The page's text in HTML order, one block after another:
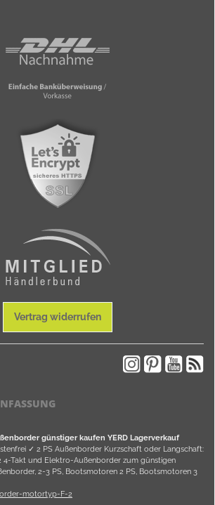
Vertrag widerrufen
günstiger kaufen YERD Lagerverkauf
✓ 2 PS Außenborder Kurzschaft oder Langschaft:
4-Takt und Elektro-Außenborder zum günstigen
2-3 PS, Bootsmotoren 2 PS, Bootsmotoren 3
motortyp-F-2